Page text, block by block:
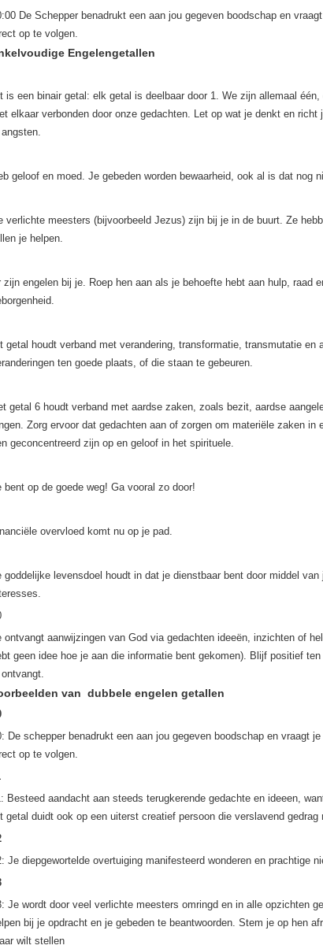
De Schepper benadrukt een aan jou gegeven boodschap en
op te volgen.
Engelengetallen
is een binair getal: elk getal is deelbaar door 1. We zijn allemaal één,
elkaar verbonden door onze gedachten. Let op wat je denkt en richt
geloof en moed. Je gebeden worden bewaarheid, ook al is dat nog
verlichte meesters (bijvoorbeeld Jezus) zijn bij je in de buurt. Ze
je helpen.
zijn engelen bij je. Roep hen aan als je behoefte hebt aan hulp, raad
getal houdt verband met verandering, transformatie, transmutatie en
ten goede plaats, of die staan te gebeuren.
getal 6 houdt verband met aardse zaken, zoals bezit, aardse
Zorg ervoor dat gedachten aan of zorgen om materiële zaken in
geconcentreerd zijn op en geloof in het spirituele.
bent op de goede weg! Ga vooral zo door!
overvloed komt nu op je pad.
goddelijke levensdoel houdt in dat je dienstbaar bent door middel
ontvangt aanwijzingen van God via gedachten ideeën, inzichten of
geen idee hoe je aan die informatie bent gekomen). Blijf positief
van dubbele engelen getallen
De schepper benadrukt een aan jou gegeven boodschap en vraagt
op te volgen.
Besteed aandacht aan steeds terugkerende gedachte en ideeen,
getal duidt ook op een uiterst creatief persoon die verslavend gedrag
Je diepgewortelde overtuiging manifesteerd wonderen en prachtige
Je wordt door veel verlichte meesters omringd en in alle opzichten
bij je opdracht en je gebeden te beantwoorden. Stem je op hen
wilt stellen